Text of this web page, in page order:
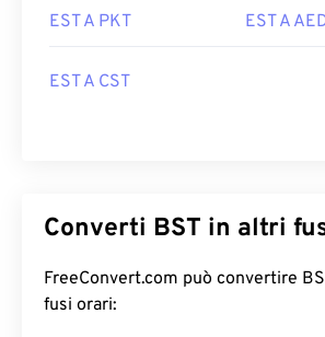
EST A PKT EST A
EST A CST
Converti BST in altri
FreeConvert.com può convertire
fusi orari: